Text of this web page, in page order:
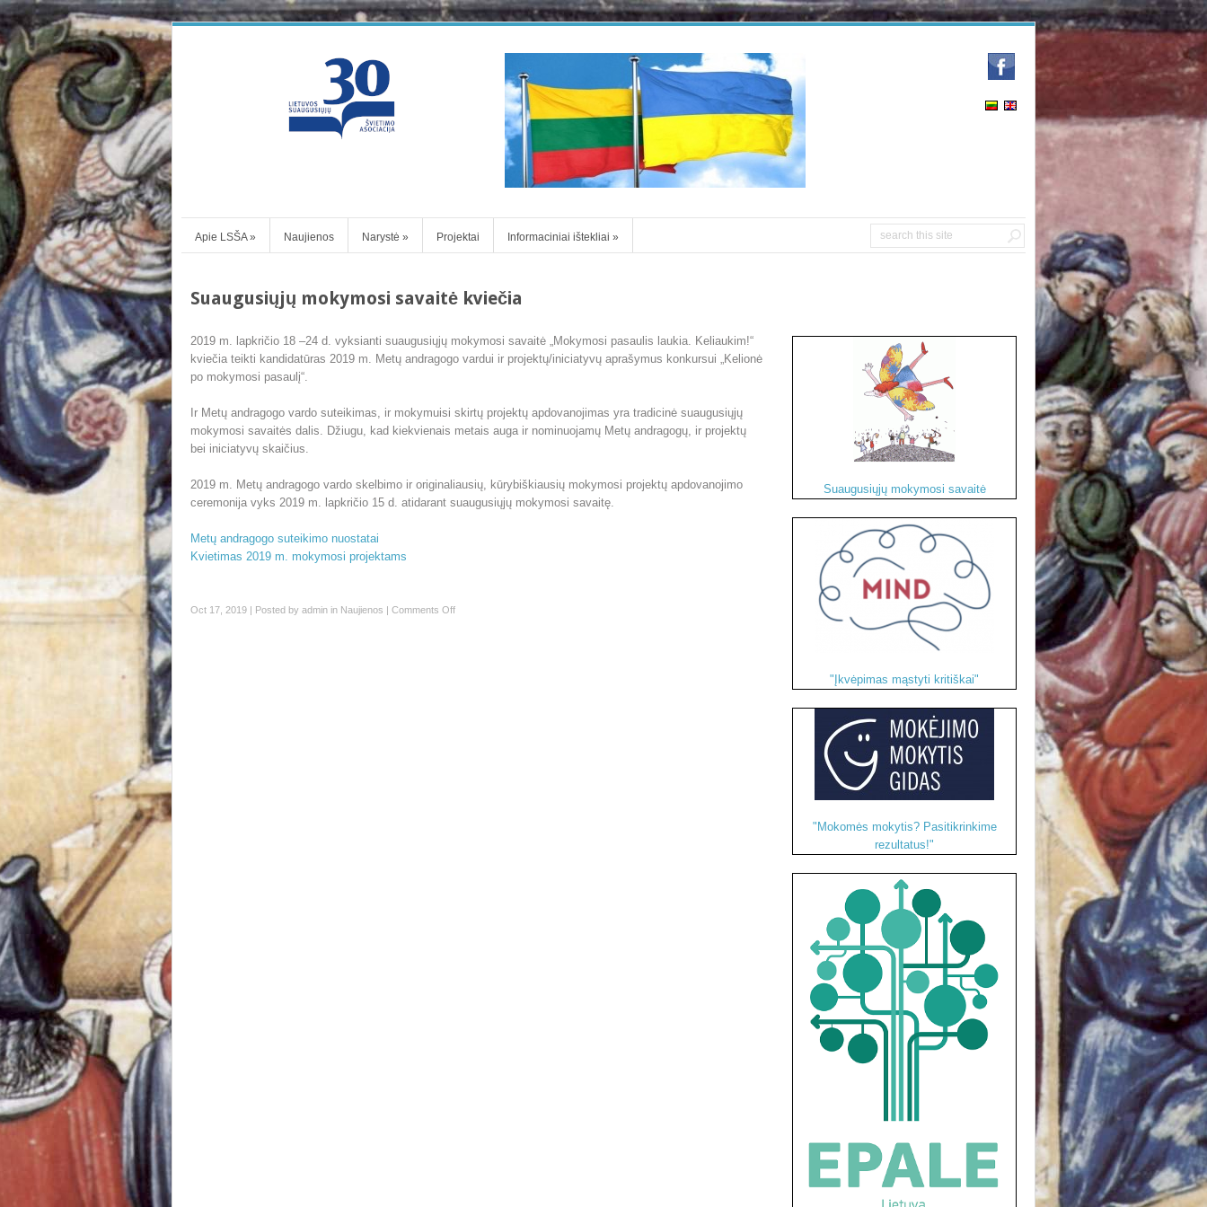
Apie LSŠA» Naujienos Narystė » Projektai Informaciniai ištekliai »
Suaugusiųjų mokymosi savaitė kviečia
2019 m. lapkričio 18 –24 d. vyksianti suaugusiųjų mokymosi savaitė „Mokymosi pasaulis laukia. Keliaukim!“
kviečia teikti kandidatūras 2019 m. Metų andragogo vardui ir projektų/iniciatyvų aprašymus konkursui „Kelionė
po mokymosi pasaulį“.
Ir Metų andragogo vardo suteikimas, ir mokymuisi skirtų projektų apdovanojimas yra tradicinė suaugusiųjų
mokymosi savaitės dalis. Džiugu, kad kiekvienais metais auga ir nominuojamų Metų andragogų, ir projektų
bei iniciatyvų skaičius.
2019 m. Metų andragogo vardo skelbimo ir originaliausių, kūrybiškiausių mokymosi projektų apdovanojimo
ceremonija vyks 2019 m. lapkričio 15 d. atidarant suaugusiųjų mokymosi savaitę.
Metų andragogo suteikimo nuostatai
Kvietimas 2019 m. mokymosi projektams
Oct 17, 2019 | Posted by admin in Naujienos | Comments Off
Suaugusiųjų mokymosi savaitė
"Įkvėpimas mąstyti kritiškai"
"Mokomės mokytis? Pasitikrinkime
rezultatus!"